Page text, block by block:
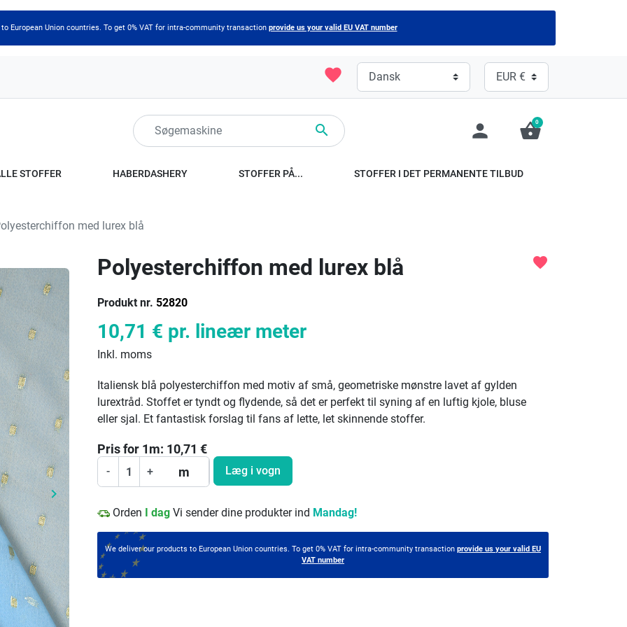
European Union countries. To get 0% VAT for intra-community transaction provide us your valid EU VAT number
favorite
 person shopping_basket
0
STOFFER HABERDASHERY STOFFER PÅ... STOFFER I DET PERMANENTE TILBUD
med lurex blå
Næste
keyboard_arrow_right
Polyesterchiffon med lurex blå
Produkt nr. 52820
favorite
10,71 € pr. lineær meter
Inkl. moms
Italiensk blå polyesterchiffon med motiv af små, geometriske mønstre lavet af gylden
lurextråd. Stoffet er tyndt og flydende, så det er perfekt til syning af en luftig kjole, bluse
eller sjal. Et fantastisk forslag til fans af lette, let skinnende stoffer.
Pris for 1m: 10,71 €
- + m Læg i vogn
Orden I dag Vi sender dine produkter ind Mandag!
We deliver our products to European Union countries. To get 0% VAT for intra-community transaction provide us your valid EU
VAT number